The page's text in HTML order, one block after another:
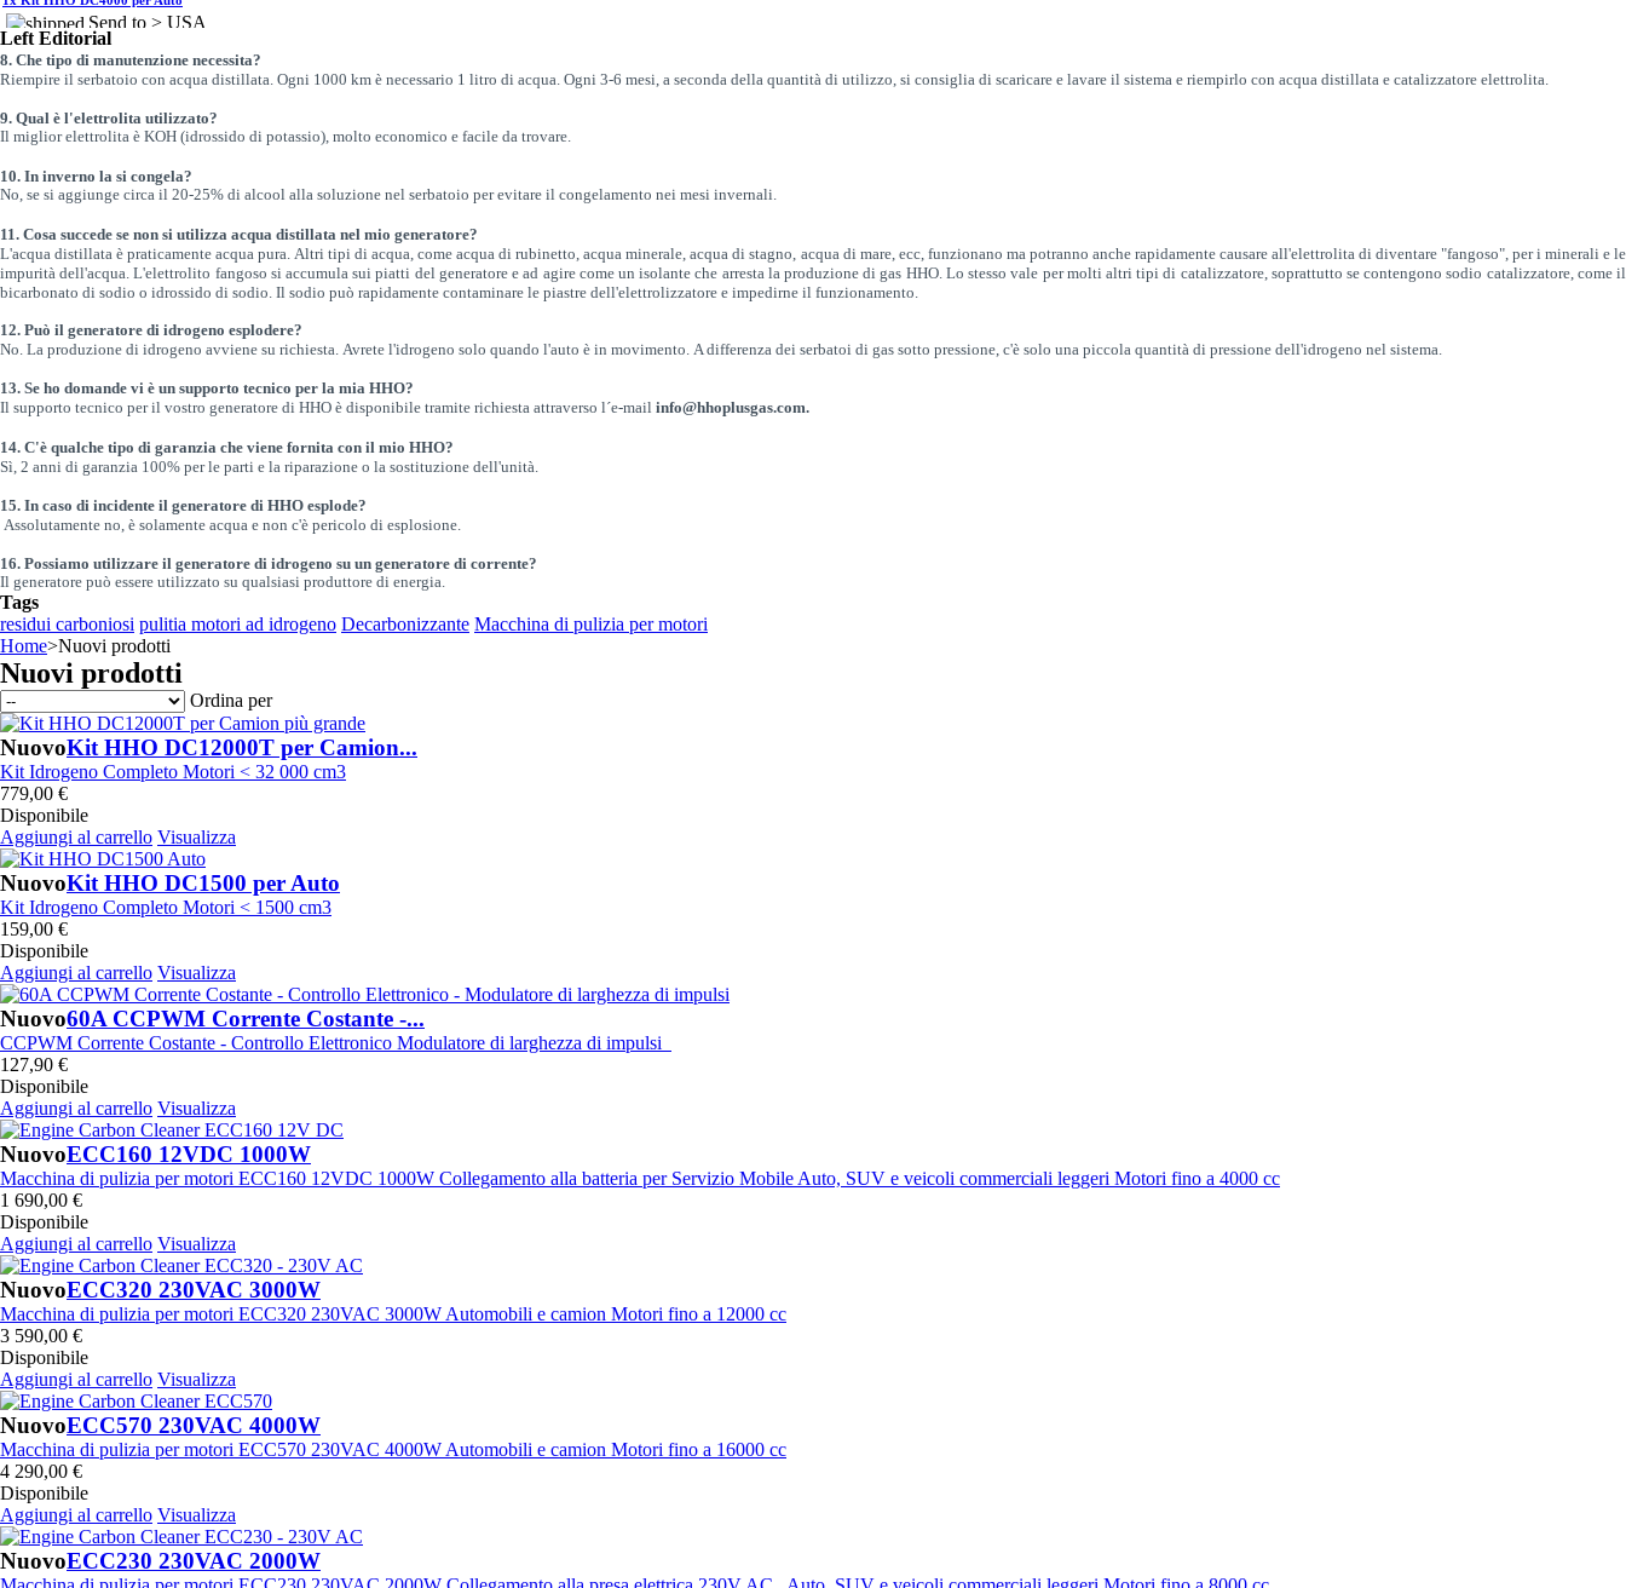
2026-08-04 09:13:36
1x Sistema di controllo del livello
dell'acqua
Portugal
2026-08-04 09:13:36
1x Sistema di controllo del livello
Send to >
Portugal
1x Sistema di controllo del livello
dell'acqua
Send to >
Portugal
2026-08-04 09:13:36
1x 60A CCPWM Corrente Costante
di larghezza di impulsi
Portugal
2026-08-04 09:13:36
1x 60A CCPWM Corrente Costante
- Controllo Elettronico - Modulatore
di larghezza di impulsi
Portugal
2026-08-04 09:13:36
1x 60A CCPWM Corrente Costante
- Controllo Elettronico - Modulatore
di larghezza di impulsi
Send to >
Portugal
2026-08-04 09:13:36
1x Elettrolita. Idrossido di Potassio
KOH 400 g
Send to >
Portugal
2026-08-04 09:13:36
1x Elettrolita. Idrossido di Potassio
KOH 400 g
Send to >
Portugal
2026-08-04 09:13:36
1x Elettrolita. Idrossido di Potassio
KOH 400 g
Send to >
Portugal
2026-07-31 13:14:53
2x Elettrolita. Idrossido di Potassio
KOH 400 g
Send to >
Allemagne
2026-07-31 13:14:53
2x Elettrolita. Idrossido di Potassio
KOH 400 g
Send to >
Allemagne
Left Editorial
8. Che tipo di manutenzione necessita?
Riempire il serbatoio con acqua distillata. Ogni 1000 km è necessario 1 litro di acqua. Ogni 3-6 mesi, a seconda della quantità di utilizzo, si consiglia di scaricare e lavare il sistema e riempirlo con acqua distillata e catalizzatore elettrolita.
9. Qual è l'elettrolita utilizzato?
Il miglior elettrolita è KOH (idrossido di potassio), molto economico e facile da trovare.
10. In inverno la si congela?
No, se si aggiunge circa il 20-25% di alcool alla soluzione nel serbatoio per evitare il congelamento nei mesi invernali.
11. Cosa succede se non si utilizza acqua distillata nel mio generatore?
L'acqua distillata è praticamente acqua pura. Altri tipi di acqua, come acqua di rubinetto, acqua minerale, acqua di stagno, acqua di mare, ecc, funzionano ma potranno anche rapidamente causare all'elettrolita di diventare "fangoso", per i minerali e le
impurità dell'acqua. L'elettrolito fangoso si accumula sui piatti del generatore e ad agire come un isolante che arresta la produzione di gas HHO. Lo stesso vale per molti altri tipi di catalizzatore, soprattutto se contengono sodio catalizzatore, come il
bicarbonato di sodio o idrossido di sodio. Il sodio può rapidamente contaminare le piastre dell'elettrolizzatore e impedirne il funzionamento.
12. Può il generatore di idrogeno esplodere?
No. La produzione di idrogeno avviene su richiesta. Avrete l'idrogeno solo quando l'auto è in movimento. A differenza dei serbatoi di gas sotto pressione, c'è solo una piccola quantità di pressione dell'idrogeno nel sistema.
13. Se ho domande vi è un supporto tecnico per la mia HHO?
Il supporto tecnico per il vostro generatore di HHO è disponibile tramite richiesta attraverso l´e-mail info@hhoplusgas.com.
14. C'è qualche tipo di garanzia che viene fornita con il mio HHO?
Sì, 2 anni di garanzia 100% per le parti e la riparazione o la sostituzione dell'unità.
15. In caso di incidente il generatore di HHO esplode?
Assolutamente no, è solamente acqua e non c'è pericolo di esplosione.
16. Possiamo utilizzare il generatore di idrogeno su un generatore di corrente?
Il generatore può essere utilizzato su qualsiasi produttore di energia.
Tags
residui carboniosi pulitia motori ad idrogeno Decarbonizzante Macchina di pulizia per motori
Home>Nuovi prodotti
Nuovi prodotti
Ordina per
NuovoKit HHO DC12000T per Camion...
Kit Idrogeno Completo Motori < 32 000 cm3
779,00 €
Disponibile
Aggiungi al carrello Visualizza
NuovoKit HHO DC1500 per Auto
Kit Idrogeno Completo Motori < 1500 cm3
159,00 €
Disponibile
Aggiungi al carrello Visualizza
Nuovo60A CCPWM Corrente Costante -...
CCPWM Corrente Costante - Controllo Elettronico Modulatore di larghezza di impulsi
127,90 €
Disponibile
Aggiungi al carrello Visualizza
NuovoECC160 12VDC 1000W
Macchina di pulizia per motori ECC160 12VDC 1000W Collegamento alla batteria per Servizio Mobile Auto, SUV e veicoli commerciali leggeri Motori fino a 4000 cc
1 690,00 €
Disponibile
Aggiungi al carrello Visualizza
NuovoECC320 230VAC 3000W
Macchina di pulizia per motori ECC320 230VAC 3000W Automobili e camion Motori fino a 12000 cc
3 590,00 €
Disponibile
Aggiungi al carrello Visualizza
NuovoECC570 230VAC 4000W
Macchina di pulizia per motori ECC570 230VAC 4000W Automobili e camion Motori fino a 16000 cc
4 290,00 €
Disponibile
Aggiungi al carrello Visualizza
NuovoECC230 230VAC 2000W